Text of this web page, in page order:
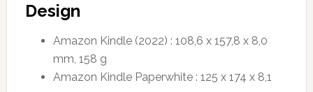
Design
Amazon Kindle (2022) : 108,6 x 157,8 x 8,0
mm, 158 g
Amazon Kindle Paperwhite : 125 x 174 x 8,1